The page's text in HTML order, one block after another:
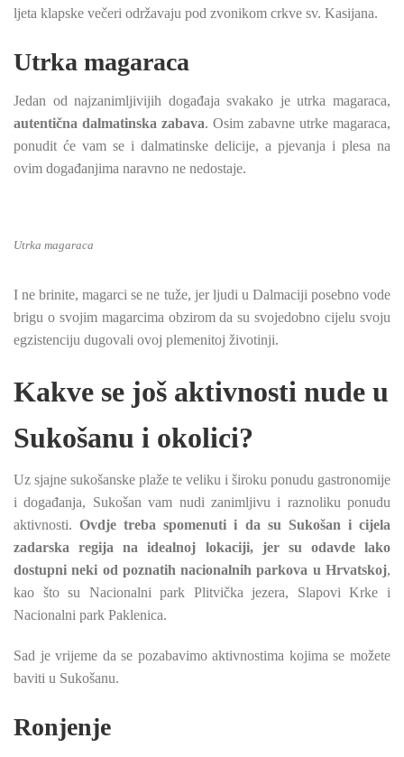
ljeta klapske večeri održavaju pod zvonikom crkve sv. Kasijana.
Utrka magaraca
Jedan od najzanimljivijih događaja svakako je utrka magaraca,
autentična dalmatinska zabava. Osim zabavne utrke magaraca,
ponudit će vam se i dalmatinske delicije, a pjevanja i plesa na
ovim događanjima naravno ne nedostaje.
Utrka magaraca
I ne brinite, magarci se ne tuže, jer ljudi u Dalmaciji posebno vode
brigu o svojim magarcima obzirom da su svojedobno cijelu svoju
egzistenciju dugovali ovoj plemenitoj životinji.
Kakve se još aktivnosti nude u
Sukošanu i okolici?
Uz sjajne sukošanske plaže te veliku i široku ponudu gastronomije
i događanja, Sukošan vam nudi zanimljivu i raznoliku ponudu
aktivnosti.Ovdje treba spomenuti i da su Sukošan i cijela
zadarska regija na idealnoj lokaciji, jer su odavde lako
dostupni neki od poznatih nacionalnih parkova u Hrvatskoj,
kao što su Nacionalni park Plitvička jezera, Slapovi Krke i
Nacionalni park Paklenica.
Sad je vrijeme da se pozabavimo aktivnostima kojima se možete
baviti u Sukošanu.
Ronjenje